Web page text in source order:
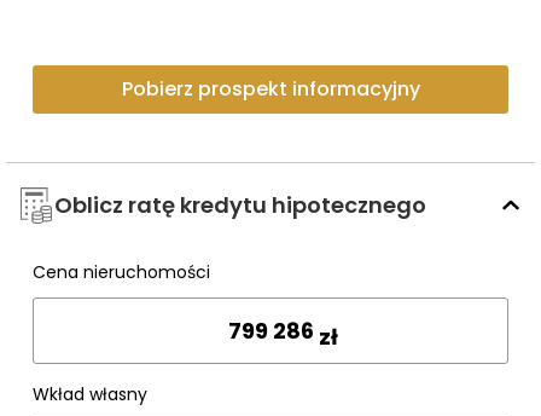
Pobierz prospekt informacyjny
Oblicz ratę kredytu hipotecznego
Cena nieruchomości
Wpisz cenę
zł
Wkład własny